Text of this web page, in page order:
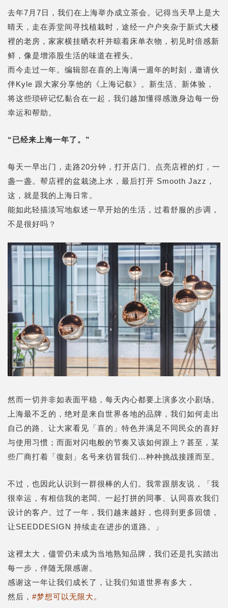
去年7月7日，我们在上海举办成立茶会。记得当天早上是大
晴天，走在弄堂间寻找植栽时，途经一户户夹杂于新式大楼
裡的老房，家家横挂晒衣杆并晾着床单衣物，初见时倍感新
鲜，像是增添股生活的味道在裡头。
而今走过一年。编辑部在喜的上海满一週年的时刻，邀请伙
伴Kyle 跟大家分享他的《上海记叙》。新生活、新体验，
将这些琐碎记忆黏合在一起，我们越加懂得感激身边每一份
幸运和帮助。
“已经来上海一年了。”
每天一早出门，走路20分钟，打开店门、点亮店裡的灯，一
盏一盏。帮店裡的盆栽浇上水，最后打开 Smooth Jazz，
这，就是我的上海日常。
能如此轻描淡写地叙述一早开始的生活，过着舒服的步调，
不是很好吗？
然而一切并非如表面平稳，每天内心都要上演多次小剧场。
上海最不乏的，绝对是来自世界各地的品牌，我们如何走出
自己的路、让大家看见「喜的」特色并满足不同民众的喜好
与使用习惯；而面对闪电般的节奏又该如何跟上？甚至，某
些厂商打着「復刻」名号来彷冒我们…种种挑战接踵而至。
不过，也因此认识到一群很棒的人们。我常跟朋友说，「我
很幸运，有相信我的老闆、一起打拼的同事、认同喜欢我们
设计的客户。过了一年，我们越来越好，也得到更多回馈，
让SEEDDESIGN 持续走在进步的道路。」
这裡太大，儘管仍未成为当地熟知品牌，我们还是扎实踏出
每一步，伴随无限感谢。
感谢这一年让我们成长了，让我们知道世界有多大，
然后， #梦想可以无限大。